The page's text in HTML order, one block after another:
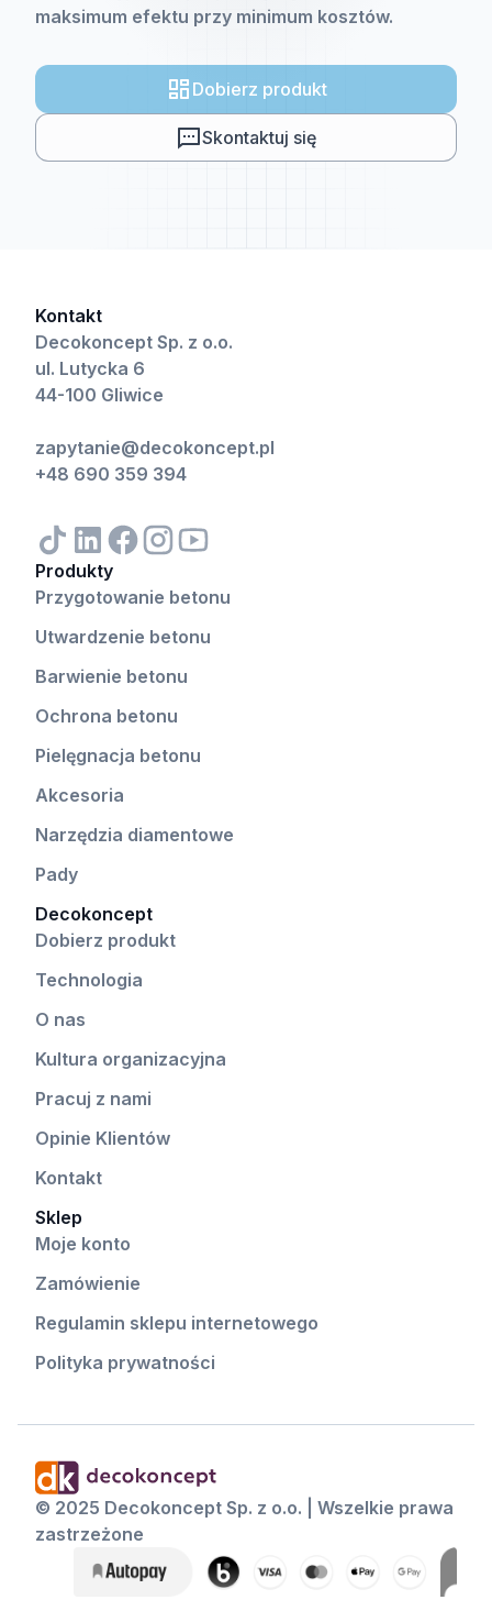
maksimum efektu przy minimum kosztów.
Dobierz produkt
Skontaktuj się
Kontakt
Decokoncept Sp. z o.o.
ul. Lutycka 6
44-100 Gliwice
zapytanie@decokoncept.pl
+48 690 359 394
Produkty
Przygotowanie betonu
Utwardzenie betonu
Barwienie betonu
Ochrona betonu
Pielęgnacja betonu
Akcesoria
Narzędzia diamentowe
Pady
Decokoncept
Dobierz produkt
Technologia
O nas
Kultura organizacyjna
Pracuj z nami
Opinie Klientów
Kontakt
Sklep
Moje konto
Zamówienie
Regulamin sklepu internetowego
Polityka prywatności
© 2025 Decokoncept Sp. z o.o. | Wszelkie prawa
zastrzeżone